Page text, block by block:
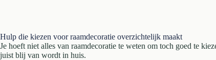
Hulp die kiezen voor raamdecoratie overzichtelijk maakt
Je hoeft niet alles van raamdecoratie te weten om toch goed te
juist blij van wordt in huis.